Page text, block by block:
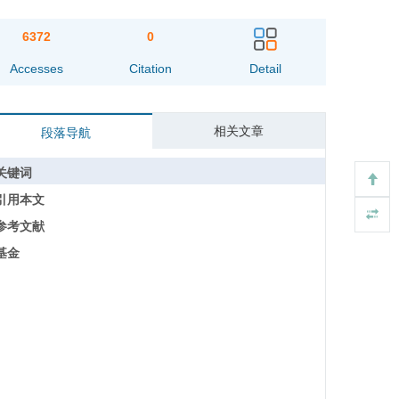
6372
Accesses
0
Citation Detail
段落导航 相关文章
键词
用本文
考文献
金